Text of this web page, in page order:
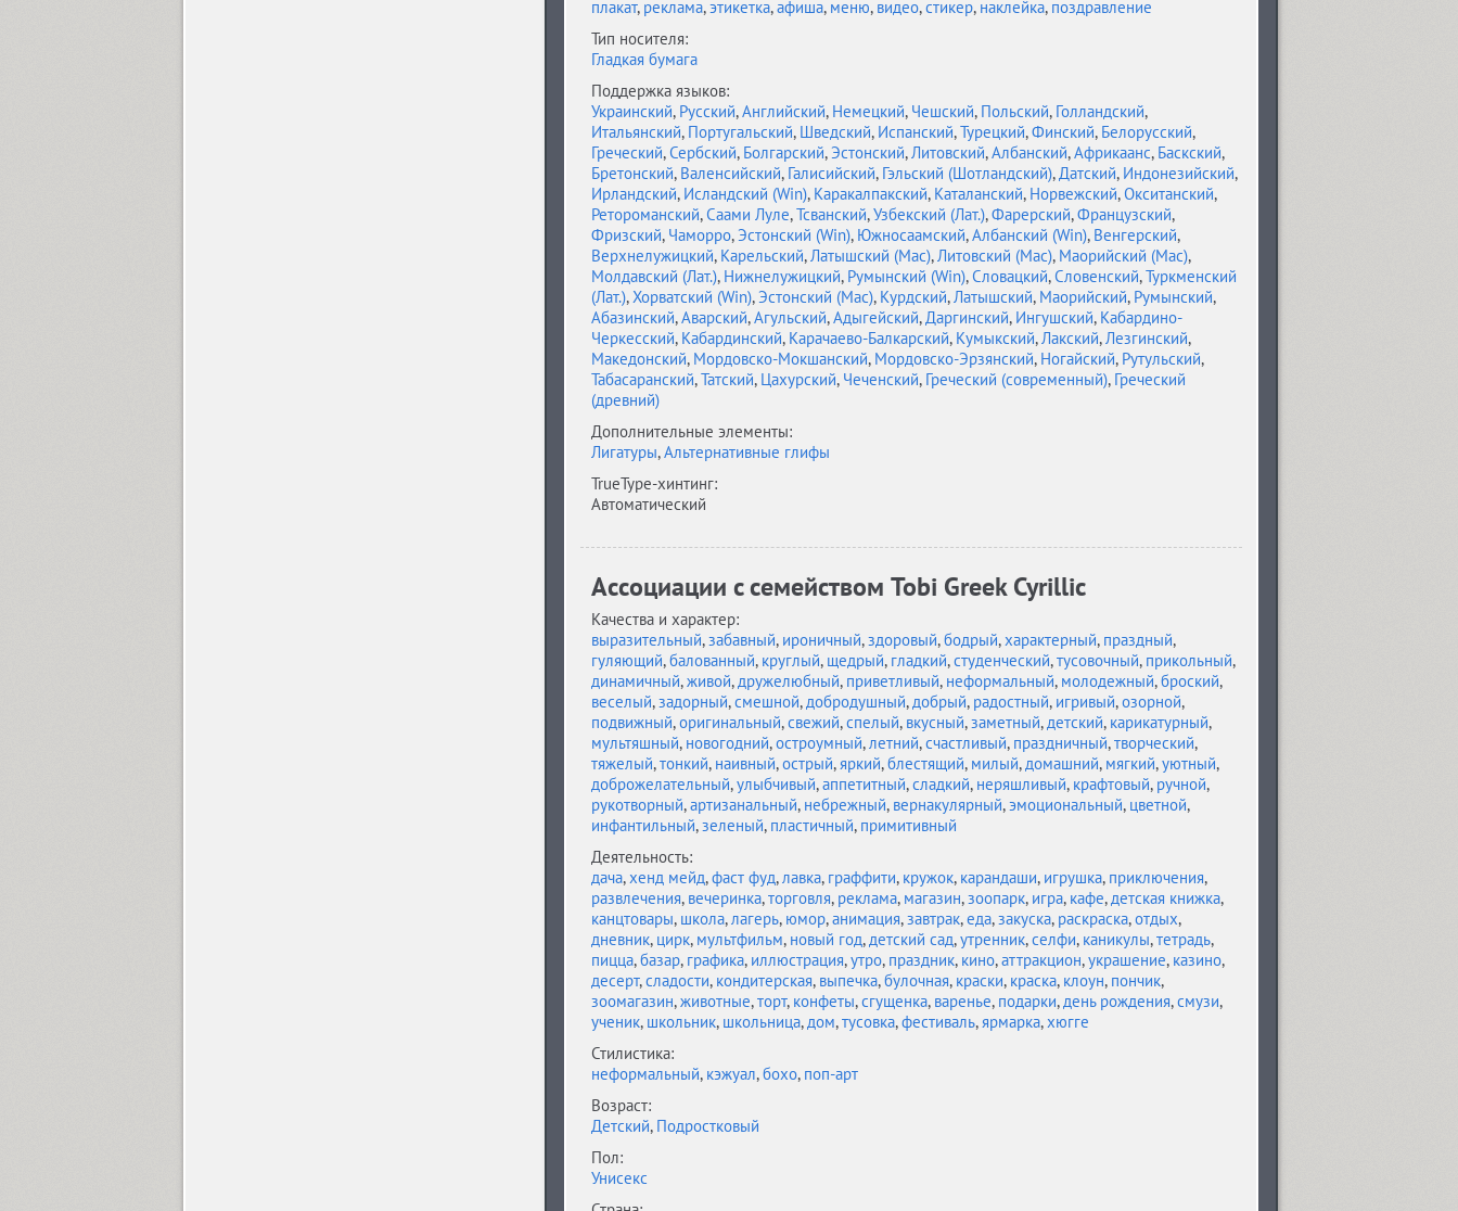
плакат, реклама,этикетка,афиша, меню, видео,стикер, наклейка, поздравление
Тип носителя:
Гладкая бумага
Поддержка языков:
Украинский, Русский,Английский, Немецкий, Чешский, Польский, Голландский,
Итальянский, Португальский, Шведский, Испанский,Турецкий,Финский, Белорусский,
Греческий,Сербский, Болгарский,Эстонский,Литовский,Албанский,Африкаанс, Баскский,
Бретонский, Валенсийский, Галисийский, Гэльский (Шотландский),Датский, Индонезийский,
Ирландский, Исландский (Win), Каракалпакский, Каталанский, Норвежский,Окситанский,
Ретороманский,Саами Луле,Тсванский,Узбекский (Лат.),Фарерский,Французский,
Фризский, Чаморро,Эстонский (Win), Южносаамский,Албанский (Win), Венгерский,
Верхнелужицкий, Карельский,Латышский (Mac),Литовский (Mac), Маорийский (Mac),
Молдавский (Лат.), Нижнелужицкий, Румынский (Win),Словацкий,Словенский,Туркменский
(Лат.),Хорватский (Win),Эстонский (Mac), Курдский,Латышский, Маорийский, Румынский,
Абазинский,Аварский,Агульский,Адыгейский,Даргинский, Ингушский, Кабардино-
Черкесский, Кабардинский, Карачаево-Балкарский, Кумыкский,Лакский,Лезгинский,
Македонский, Мордовско-Мокшанский, Мордовско-Эрзянский, Ногайский, Рутульский,
Табасаранский,Татский, Цахурский, Чеченский, Греческий (современный), Греческий
(древний)
Дополнительные элементы:
Лигатуры,Альтернативные глифы
TrueType-хинтинг:
Автоматический
Ассоциации c семейством Tobi Greek Cyrillic
Качества и характер:
выразительный,забавный, ироничный,здоровый,бодрый,характерный, праздный,
гуляющий,балованный, круглый, щедрый, гладкий,студенческий,тусовочный, прикольный,
динамичный,живой,дружелюбный, приветливый, неформальный, молодежный,броский,
веселый,задорный,смешной,добродушный,добрый, радостный, игривый,озорной,
подвижный,оригинальный,свежий,спелый, вкусный,заметный,детский, карикатурный,
мультяшный, новогодний,остроумный,летний,счастливый, праздничный,творческий,
тяжелый,тонкий, наивный,острый,яркий,блестящий, милый,домашний, мягкий,уютный,
доброжелательный,улыбчивый,аппетитный,сладкий, неряшливый, крафтовый, ручной,
рукотворный,артизанальный, небрежный, вернакулярный,эмоциональный, цветной,
инфантильный,зеленый, пластичный, примитивный
Деятельность:
дача,хенд мейд,фаст фуд,лавка, граффити, кружок, карандаши, игрушка, приключения,
развлечения, вечеринка,торговля, реклама, магазин,зоопарк, игра, кафе,детская книжка,
канцтовары, школа,лагерь, юмор,анимация,завтрак,еда,закуска, раскраска,отдых,
дневник, цирк, мультфильм, новый год,детский сад,утренник,селфи, каникулы,тетрадь,
пицца,базар, графика, иллюстрация,утро, праздник, кино,аттракцион,украшение, казино,
десерт,сладости, кондитерская, выпечка,булочная, краски, краска, клоун, пончик,
зоомагазин,животные,торт, конфеты,сгущенка, варенье, подарки,день рождения,смузи,
ученик, школьник, школьница,дом,тусовка,фестиваль,ярмарка,хюгге
Стилистика:
неформальный, кэжуал,бохо, поп-арт
Возраст:
Детский, Подростковый
Пол:
Унисекс